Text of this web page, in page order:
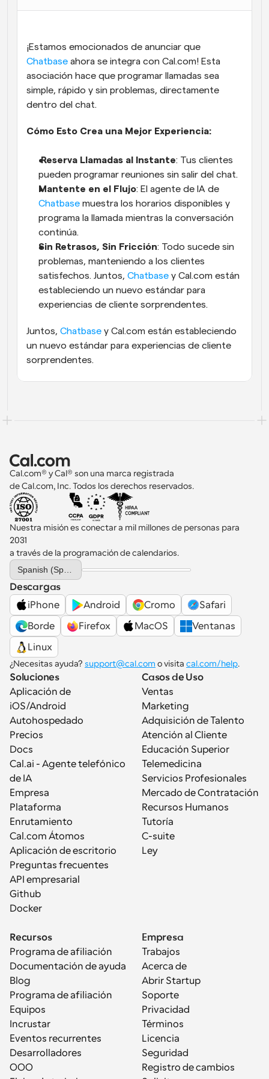
Programación potenciadda con llamadas
Blog
Mantente al día con las últimas noticias y
actualizaciones
Reuniones Instantáneas
Reserva reuniones de forma fluida con varias personas
Webhooks
Recibe notificaciones cuando ocurra algo
Chatbase ahora se integra con Cal.com! Esta
asociación hace que programar llamadas sea
simple, rápido y sin problemas, directamente
dentro del chat.
Cómo Esto Crea una Mejor Experiencia:
Reserva Llamadas al Instante: Tus clientes
pueden programar reuniones sin salir del chat.
Mantente en el Flujo
Chatbase muestra los horarios disponibles y
programa la llamada mientras la conversación
continúa.
Sin Retrasos, Sin Fricción: Todo sucede sin
problemas, manteniendo a los clientes
satisfechos. Juntos, Chatbase y Cal.com están
estableciendo un nuevo estándar para
experiencias de cliente sorprendentes.
Juntos, Chatbase y Cal.com están estableciendo
un nuevo estándar para experiencias de cliente
sorprendentes.
Cal.com® y Cal® son una marca registrada
de Cal.com, Inc. Todos los derechos reservados.
Nuestra misión es conectar a mil millones de personas para
2031
a través de la programación de calendarios.
Select Language
Descargas
iPhone
Android Cromo
Safari
Borde
Firefox MacOS
Ventanas
Linux
¿Necesitas ayuda? support@cal.com o visita cal.com/help.
Soluciones
Aplicación de
iOS/Android
Autohospedado
Precios
Docs
Cal.ai - Agente telefónico
de IA
Empresa
Plataforma
Enrutamiento
Cal.com Átomos
Aplicación de escritorio
Preguntas frecuentes
API empresarial
Github
Docker
Casos de Uso
Ventas
Marketing
Adquisición de Talento
Atención al Cliente
Educación Superior
Telemedicina
Servicios Profesionales
Mercado de Contratación
Recursos Humanos
Tutoría
C-suite
Ley
Recursos
Programa de afiliación
Documentación de ayuda
Blog
Programa de afiliación
Equipos
Incrustar
Eventos recurrentes
Desarrolladores
OOO
Empresa
Trabajos
Acerca de
Abrir Startup
Soporte
Privacidad
Términos
Licencia
Seguridad
Registro de cambios